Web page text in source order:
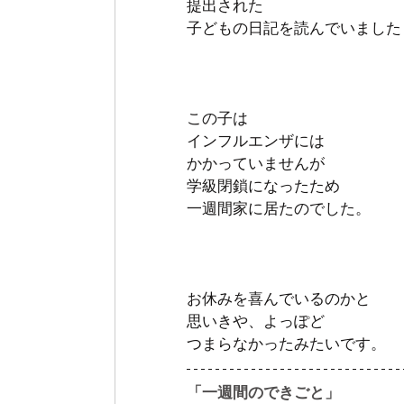
提出された
子どもの日記を読んでいまし
この子は
インフルエンザには
かかっていませんが
学級閉鎖になったため
一週間家に居たのでした。
お休みを喜んでいるのかと
思いきや、よっぽど
つまらなかったみたいです。
「一週間のできごと」